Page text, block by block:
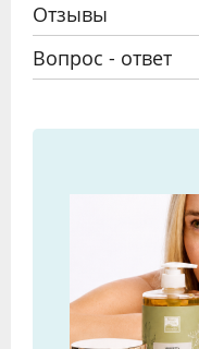
Отзывы
Вопрос - ответ